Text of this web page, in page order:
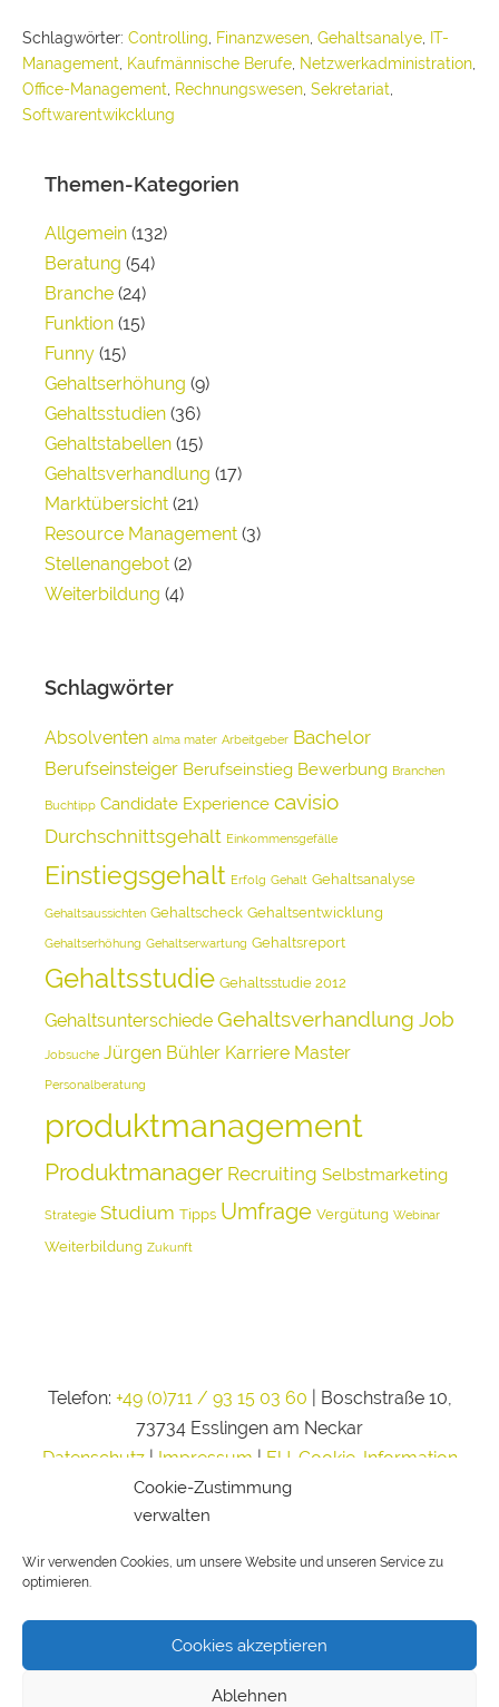
Cookie-Zustimmung
verwalten
Wir verwenden Cookies, um unsere Website und unseren Service zu
optimieren.
Cookies akzeptieren
Ablehnen
Schlagwörter: Controlling Finanzwesen Gehaltsanalye
IT-
Management
Kaufmännische Berufe Netzwerkadministration
Office-Management
Rechnungswesen Sekretariat
Softwarentwikcklung
Themen-Kategorien
Allgemein (132)
Beratung (54)
Branche (24)
Funktion (15)
Funny (15)
Gehaltserhöhung (9)
Gehaltsstudien (36)
Gehaltstabellen (15)
Gehaltsverhandlung (17)
Marktübersicht (21)
Resource Management (3)
Stellenangebot (2)
Weiterbildung (4)
Schlagwörter
Absolventen alma mater Arbeitgeber Bachelor
Berufseinsteiger Berufseinstieg Bewerbung Branchen
Buchtipp Candidate Experience cavisio
Durchschnittsgehalt Einkommensgefälle
Einstiegsgehalt Erfolg Gehalt Gehaltsanalyse
Gehaltsaussichten Gehaltscheck Gehaltsentwicklung
Gehaltserhöhung Gehaltserwartung Gehaltsreport
Gehaltsstudie Gehaltsstudie 2012
Gehaltsunterschiede Gehaltsverhandlung Job
Jobsuche Jürgen Bühler Karriere Master
Personalberatung
produktmanagement
Produktmanager Recruiting Selbstmarketing
Strategie Studium Tipps Umfrage Vergütung Webinar
Weiterbildung Zukunft
Telefon: +49 (0)711 / 93 15 03 60 | Boschstraße 10,
73734 Esslingen am Neckar
Datenschutz| Impressum | EU-Cookie-Information